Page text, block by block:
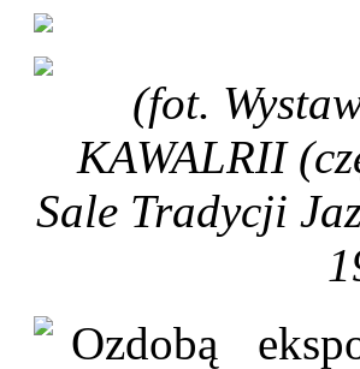
(fot.
KAWALRII
Sale Tradycji
Ozdobą